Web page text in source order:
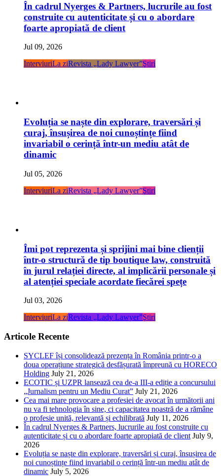
În cadrul Nyerges & Partners, lucrurile au fost
construite cu autenticitate și cu o abordare
foarte apropiată de client
Jul 09, 2026
InterviuriLa ziRevista „Lady Lawyer”Ştiri
Evoluția se naște din explorare, traversări și
curaj, însușirea de noi cunoștințe fiind
invariabil o cerință într-un mediu atât de
dinamic
Jul 05, 2026
InterviuriLa ziRevista „Lady Lawyer”Ştiri
Îmi pot reprezenta și sprijini mai bine clienții
într-o structură de tip boutique law, construită
în jurul relației directe, al implicării personale și
al atenției speciale acordate fiecărei spețe
Jul 03, 2026
InterviuriLa ziRevista „Lady Lawyer”Ştiri
Articole Recente
SYCLEF își consolidează prezența în România printr-o a
doua operațiune strategică desfășurată împreună cu HORECO
Holding July 21, 2026
ECOTIC și UZPR lansează cea de-a III-a ediție a concursului
„Jurnalism pentru un Mediu Curat” July 21, 2026
Cea mai mare provocare a profesiei de avocat în următorii ani
nu va fi tehnologia în sine, ci capacitatea noastră de a rămâne
o profesie unită, relevantă și echilibrată July 11, 2026
În cadrul Nyerges & Partners, lucrurile au fost construite cu
autenticitate și cu o abordare foarte apropiată de client July 9,
2026
Evoluția se naște din explorare, traversări și curaj, însușirea de
noi cunoștințe fiind invariabil o cerință într-un mediu atât de
dinamic July 5, 2026